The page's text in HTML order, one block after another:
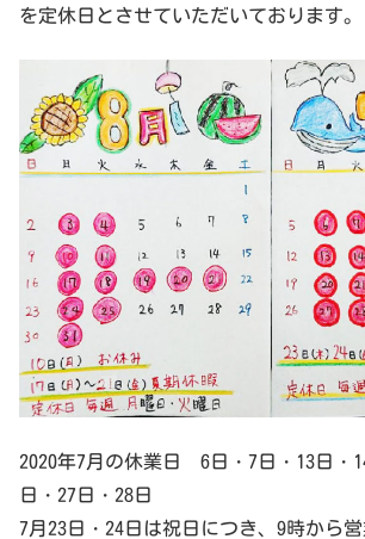
を定休日とさせていただいております。
2020年7月の休業日 6日・7日・13日・
日・27日・28日
7月23日・24日は祝日につき、9時から